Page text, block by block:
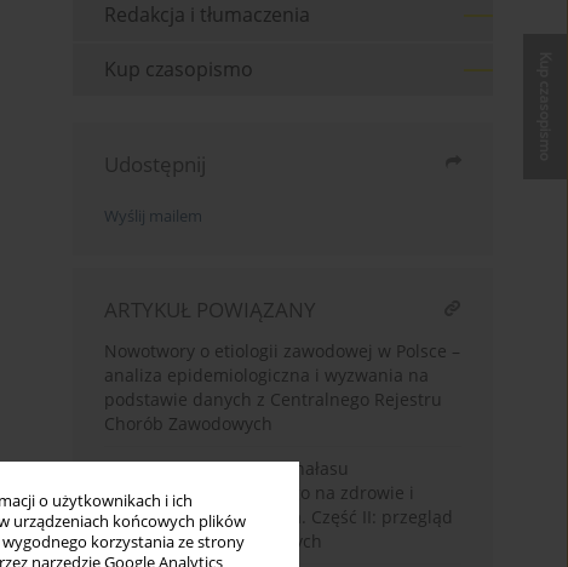
o użytkownikach i ich
urządzeniach końcowych plików
wygodnego korzystania ze strony
narzędzie Google Analytics
Redakcja i tłumaczenia
Kup czasopismo
Udostępnij
Wyślij mailem
ARTYKUŁ POWIĄZANY
Nowotwory o etiologii zawodowej w Polsce –
analiza epidemiologiczna i wyzwania na
podstawie danych z Centralnego Rejestru
Chorób Zawodowych
Wpływ infradźwięków i hałasu
niskoczęstotliwościowego na zdrowie i
samopoczucie człowieka. Część II: przegląd
badań epidemiologicznych